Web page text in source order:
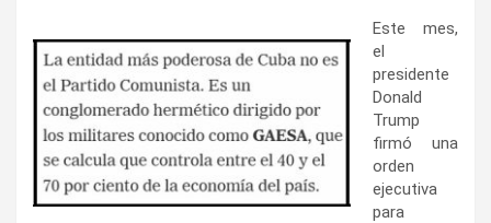
Este mes,
el
presidente
Donald
Trump
firmó una
orden
ejecutiva
para